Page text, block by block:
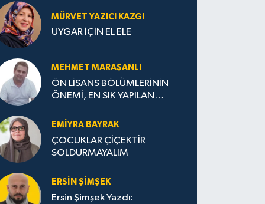
MÜRVET YAZICI KAZGI
UYGAR İÇİN EL ELE
MEHMET MARAŞANLI
ÖN LİSANS BÖLÜMLERİNİN
ÖNEMİ, EN SIK YAPILAN
STRATEJİLERİ
EMIYRA BAYRAK
ÇOCUKLAR ÇİÇEKTİR
SOLDURMAYALIM
ERSIN ŞIMŞEK
Ersin Şimşek Yazdı: